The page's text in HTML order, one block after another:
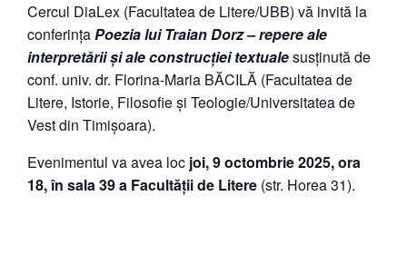
Cercul DiaLex (Facultatea de Litere/UBB) vă invită la
conferințaPoezia lui Traian Dorz – repere ale
interpretării și ale construcției textualesusținută de
conf. univ. dr. Florina-Maria BĂCILĂ (Facultatea de
Litere, Istorie, Filosofie și Teologie/Universitatea de
Vest din Timișoara).
Evenimentul va avea loc joi, 9 octombrie 2025, ora
18, în sala 39 a Facultății de Litere (str. Horea 31).